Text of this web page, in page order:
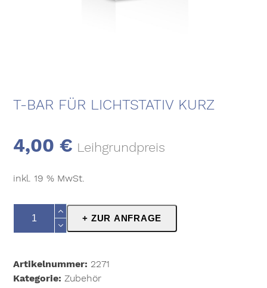
T-BAR FÜR LICHTSTATIV KURZ
4,00€ Leihgrundpreis
inkl. 19 % MwSt.
kurz
Menge
+ ZUR ANFRAGE
Artikelnummer: 2271
Kategorie:Zubehör